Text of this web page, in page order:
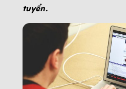
tuyển.